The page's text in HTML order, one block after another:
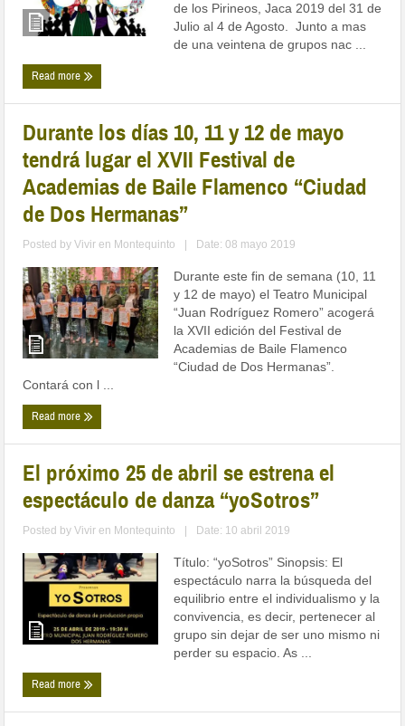
de los Pirineos, Jaca 2019 del 31 de
Julio al 4 de Agosto. Junto a mas
de una veintena de grupos nac ...
Read more
Durante los días 10, 11 y 12 de mayo
tendrá lugar el XVII Festival de
Academias de Baile Flamenco “Ciudad
de Dos Hermanas”
Posted byVivir en Montequinto Date: 08 mayo 2019
Durante este fin de semana (10, 11
y 12 de mayo) el Teatro Municipal
“Juan Rodríguez Romero” acogerá
la XVII edición del Festival de
Academias de Baile Flamenco
“Ciudad de Dos Hermanas”.
Contará con l ...
Read more
El próximo 25 de abril se estrena el
espectáculo de danza “yoSotros”
Posted byVivir en Montequinto Date: 10 abril 2019
Título: “yoSotros” Sinopsis: El
espectáculo narra la búsqueda del
equilibrio entre el individualismo y la
convivencia, es decir, pertenecer al
grupo sin dejar de ser uno mismo ni
perder su espacio. As ...
Read more